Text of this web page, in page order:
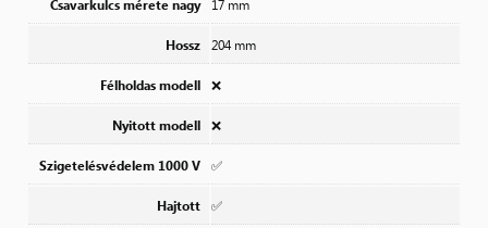
Csavarkulcs mérete nagy 17 mm
Hossz 204 mm
Félholdas modell ❌
Nyitott modell ❌
Szigetelésvédelem 1000 V ✅
Hajtott ✅